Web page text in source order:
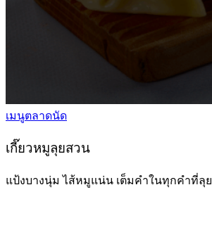
เมนูตลาดนัด
เกี๊ยวหมูลุยสวน
แป้งบางนุ่ม ไส้หมูแน่น เต็มคำในทุกคำที่ลุย